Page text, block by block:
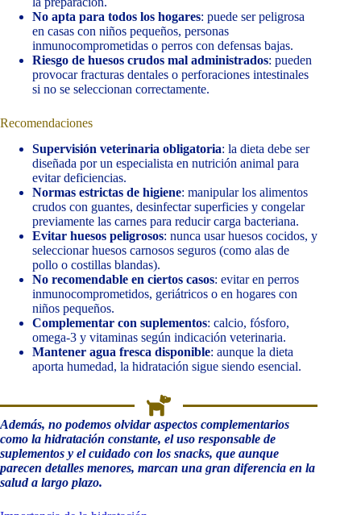
No apta para todos los hogares: puede ser peligrosa
en casas con niños pequeños, personas
inmunocomprometidas o perros con defensas bajas.
Riesgo de huesos crudos mal administrados: pueden
provocar fracturas dentales o perforaciones intestinales
si no se seleccionan correctamente.
Recomendaciones
Supervisión veterinaria obligatoria: la dieta debe ser
diseñada por un especialista en nutrición animal para
evitar deficiencias.
Normas estrictas de higiene: manipular los alimentos
crudos con guantes, desinfectar superficies y congelar
previamente las carnes para reducir carga bacteriana.
Evitar huesos peligrosos: nunca usar huesos cocidos, y
seleccionar huesos carnosos seguros (como alas de
pollo o costillas blandas).
No recomendable en ciertos casos: evitar en perros
inmunocomprometidos, geriátricos o en hogares con
niños pequeños.
Complementar con suplementos: calcio, fósforo,
omega-3 y vitaminas según indicación veterinaria.
Mantener agua fresca disponible: aunque la dieta
aporta humedad, la hidratación sigue siendo esencial.
Además, no podemos olvidar aspectos complementarios
como la hidratación constante, el uso responsable de
suplementos y el cuidado con los snacks, que aunque
parecen detalles menores, marcan una gran diferencia en la
salud a largo plazo.